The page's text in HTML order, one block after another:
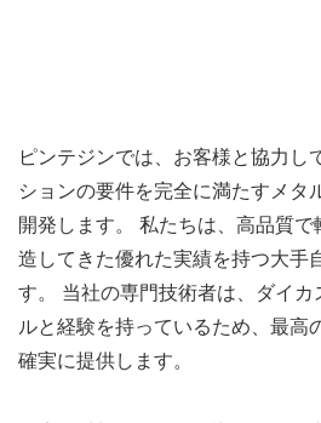
ピンテジンでは、お客様と協力し
ションの要件を完全に満たすメタ
開発します。 私たちは、高品質
造してきた優れた実績を持つ大手
す。 当社の専門技術者は、ダイカ
ルと経験を持っているため、最高
確実に提供します。